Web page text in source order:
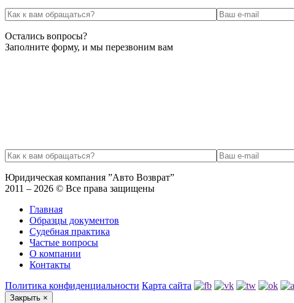
Остались вопросы?
Заполните форму, и мы перезвоним вам
Юридическая компания ”Авто Возврат”
2011 – 2026 © Все права защищены
Главная
Образцы документов
Судебная практика
Частые вопросы
О компании
Контакты
Политика конфиденциальности Карта сайта
Закрыть ×